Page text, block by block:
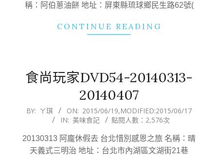
稱：阿伯蔥油餅 地址：屏東縣琉球鄉民生路62號(
CONTINUE READING
食尚玩家DVD54-20140313-
20140407
2015-
19
BY: ㄚ琪 ON: 2015/06/19,MODIFIED:2015/06/17
IN: 美味食記 點閱人數：2,576次
20130313 阿龐休假去 台北惜別感恩之旅 名稱：晴
天義式三明治 地址：台北市內湖區文湖街21巷